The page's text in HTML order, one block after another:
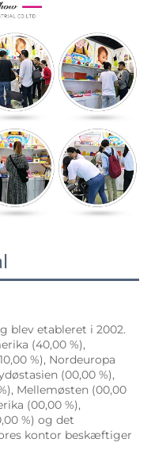
blev etableret i 2002.
(40,00 %),
%), Nordeuropa
(00,00 %),
Mellemøsten (00,00
(00,00 %),
%) og det
kontor beskæftiger